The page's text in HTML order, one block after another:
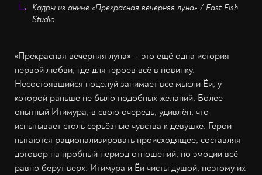
Кадры из аниме «Прекрасная вечерняя луна» / East Fish
Studio
«Прекрасная вечерняя луна» — это ещё одна история
первой любви, где для героев всё в новинку.
Несостоявшийся поцелуй занимает все мысли Ёи, у
которой раньше не было подобных желаний. Более
опытный Итимура, в свою очередь, удивлён, что
испытывает столь серьёзные чувства к девушке. Герои
пытаются рационализировать происходящее, составляя
договор на пробный период отношений, но эмоции всё
равно берут верх. Итимура и Ёи чисты душой, поэтому их